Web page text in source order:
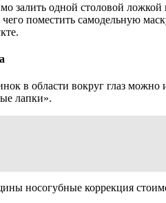
залить одной столовой
чего поместить самодельную
в области вокруг глаз можно
лапки».
носогубные коррекция